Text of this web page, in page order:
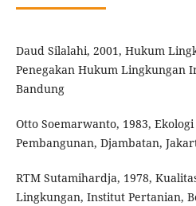
Daud Silalahi, 2001, Hukum
Penegakan Hukum Lingkungan
Bandung
Otto Soemarwanto, 1983,
Pembangunan, Djambatan,
RTM Sutamihardja, 1978,
Lingkungan, Institut Pertanian,